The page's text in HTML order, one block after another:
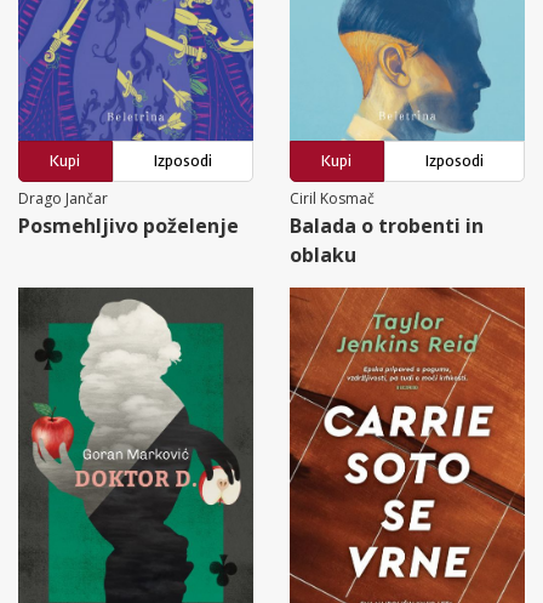
Kupi
Izposodi
Drago Jančar
Posmehljivo poželenje
Kupi
Izposodi
Ciril Kosmač
Balada o trobenti in
oblaku